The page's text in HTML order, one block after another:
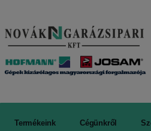
Termékeink Cégünkről